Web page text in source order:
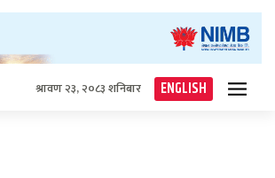
श्रावण २३, २०८३ शनिबार ENGLISH